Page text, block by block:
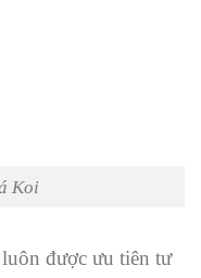
Koi
được ưu tiên tư